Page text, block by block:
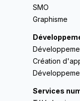
SMO
Graphisme
Création
Services